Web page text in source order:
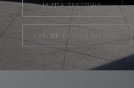
JAZDA TESTOWA
CENNIK PY2026/MY2026